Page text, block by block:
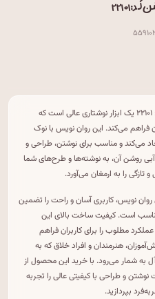
روان نویس ۰.۴ نوک نمدی انر آبی روشن کد: ۲۲۱۰۱ یک ابزار نوشتاری عالی است که
فراهم می‌کند. این روان نویس با نوک
می‌کند و مناسب برای نوشتن، طراحی و
روشن آن، به نوشته‌ها و طرح‌های شما
را به ارمغان می‌آورد.
۱۶ سانتی‌متری این روان نویس، کاربری آسان و راحت را تضمین
است. کیفیت ساخت بالای این
مطلوب را برای کاربران فراهم
هنرمندان و افراد خلاق که به
به شمار می‌رود. با خرید این محصول از
نوشتن و طراحی با کیفیتی عالی را تجربه
بپردازید.